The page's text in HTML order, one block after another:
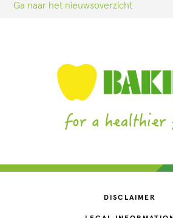
Ga naar het nieuwsoverzicht
DISCLAIMER